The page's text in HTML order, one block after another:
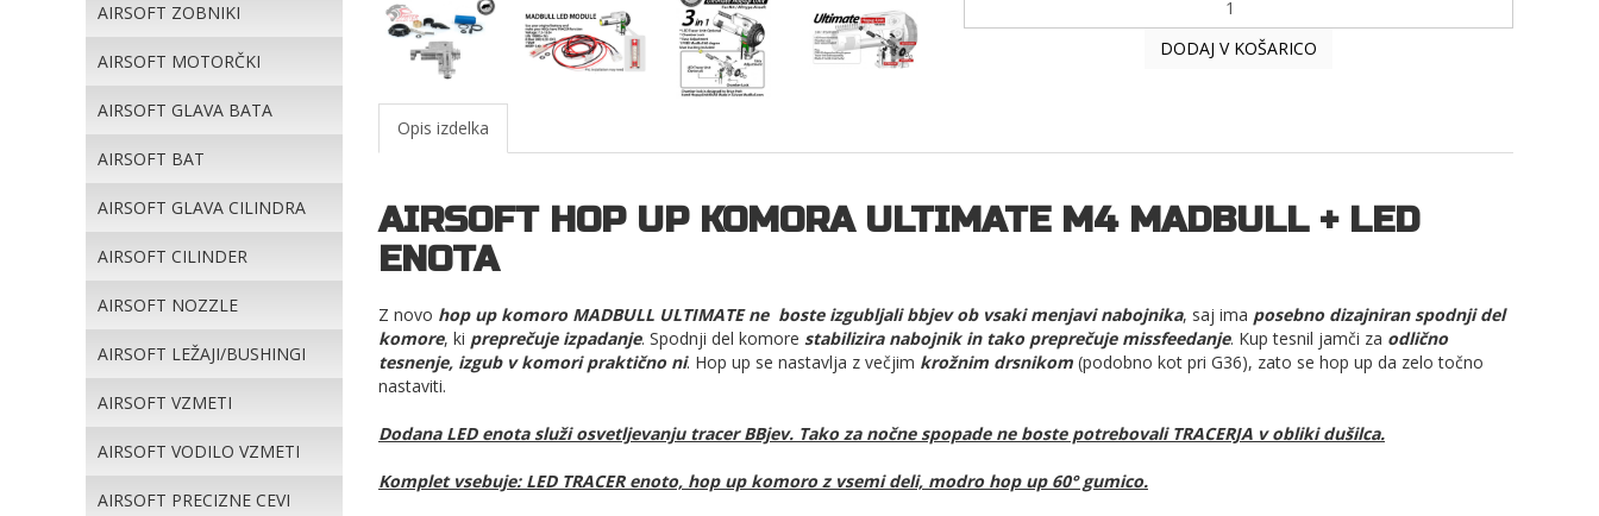
AIRSOFT ZOBNIKI
AIRSOFT MOTORČKI
AIRSOFT GLAVA BATA
AIRSOFT BAT
AIRSOFT GLAVA CILINDRA
AIRSOFT CILINDER
AIRSOFT NOZZLE
AIRSOFT LEŽAJI/BUSHINGI
AIRSOFT VZMETI
AIRSOFT VODILO VZMETI
AIRSOFT PRECIZNE CEVI
DODAJ V KOŠARICO
Opis izdelka
AIRSOFT HOP UP KOMORA ULTIMATE M4 MADBULL + LED
ENOTA
Z novo hop up komoro MADBULL ULTIMATE ne boste izgubljali bbjev ob vsaki menjavi nabojnika, saj ima posebno dizajniran spodnji del
komore, ki preprečuje izpadanje. Spodnji del komore stabilizira nabojnik in tako preprečuje missfeedanje. Kup tesnil jamči za odlično
tesnenje, izgub v komori praktično ni. Hop up se nastavlja z večjim krožnim drsnikom (podobno kot pri G36), zato se hop up da zelo točno
nastaviti.
Dodana LED enota služi osvetljevanju tracer BBjev. Tako za nočne spopade ne boste potrebovali TRACERJA v obliki dušilca.
Komplet vsebuje: LED TRACER enoto, hop up komoro z vsemi deli, modro hop up 60° gumico.